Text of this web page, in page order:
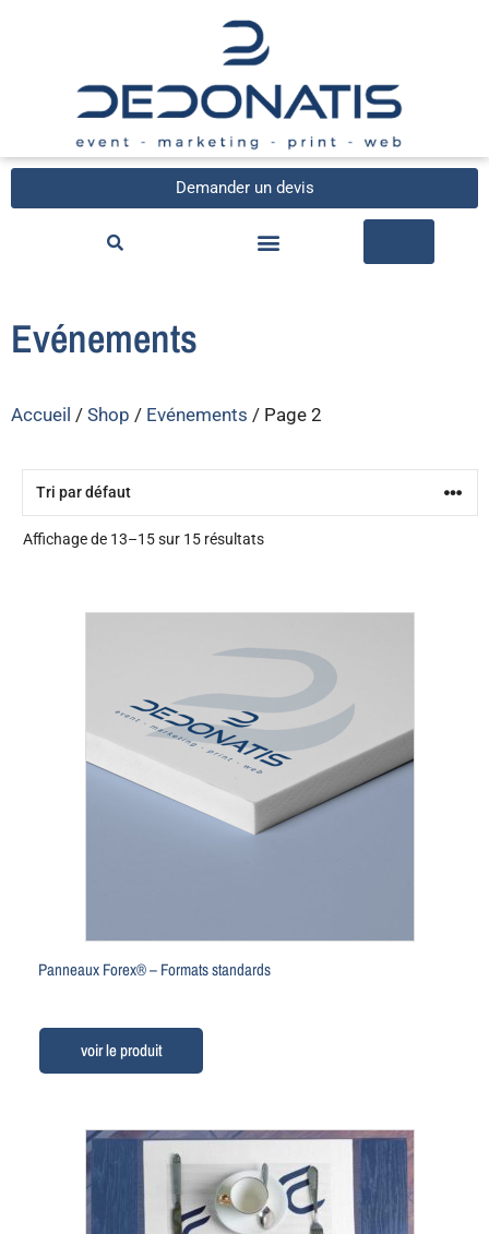
Demander un devis
Evénements
Accueil / Shop / Evénements / Page 2
Affichage de 13–15 sur 15 résultats
Panneaux Forex® – Formats standards